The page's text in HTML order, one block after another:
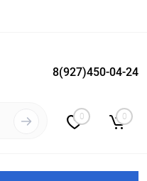
Вход Регистрация
8(927)450-04-24
0 0